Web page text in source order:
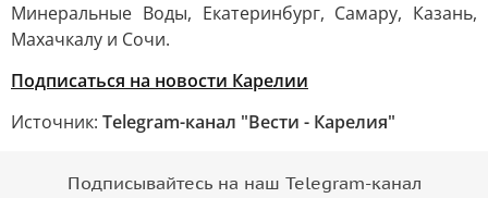
Минеральные Воды, Екатеринбург, Самару, Казань,
Махачкалу и Сочи.
Подписаться на новости Карелии
Источник: Telegram-канал "Вести - Карелия"
Подписывайтесь на наш Telegram-канал